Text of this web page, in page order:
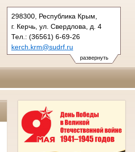
развернуть
298300, Республика Крым,
г. Керчь, ул. Свердлова, д. 4
Тел.: (36561) 6-69-26
kerch.krm@sudrf.ru